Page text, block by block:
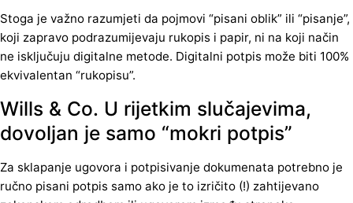
Stoga je važno razumjeti da pojmovi “pisani oblik” ili “pisanje”,
koji zapravo podrazumijevaju rukopis i papir, ni na koji način
ne isključuju digitalne metode. Digitalni potpis može biti 100%
ekvivalentan “rukopisu”.
Wills & Co. U rijetkim slučajevima,
dovoljan je samo “mokri potpis”
Za sklapanje ugovora i potpisivanje dokumenata potrebno je
ručno pisani potpis samo ako je to izričito (!) zahtijevano